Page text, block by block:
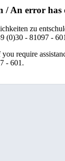
/ An error has
zu
(0)30 - 81097 -
require
- 601.